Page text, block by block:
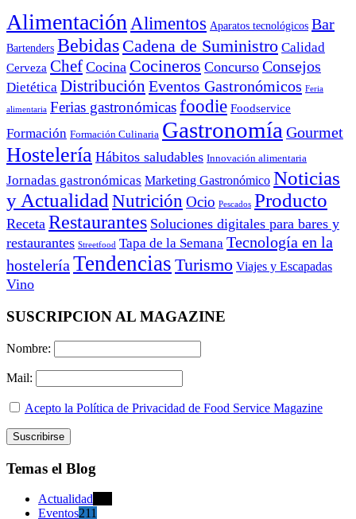
AlimentaciónAlimentos Aparatos tecnológicos Bar
Bartenders Bebidas Cadena de Suministro Calidad
Cerveza Chef Cocina Cocineros Concurso Consejos
Dietética Distribución Eventos Gastronómicos Feria
alimentaria Ferias gastronómicasfoodie Foodservice
Formación Formación Culinaria GastronomíaGourmet
Hostelería Hábitos saludables Innovación alimentaria
Jornadas gastronómicas Marketing Gastronómico Noticias
y ActualidadNutrición Ocio Pescados Producto
Receta Restaurantes Soluciones digitales para bares y
restaurantes Streetfood Tapa de la Semana Tecnología en la
hosteleríaTendencias Turismo Viajes y Escapadas
Vino
SUSCRIPCION AL MAGAZINE
Nombre:
Mail:
Acepto la Política de Privacidad de Food Service Magazine
Temas el Blog
Actualidad
Eventos211